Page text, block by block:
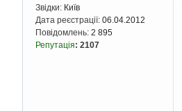
Звідки: Київ
Дата реєстрації: 06.04.2012
Повідомлень: 2 895
Репутація: 2107